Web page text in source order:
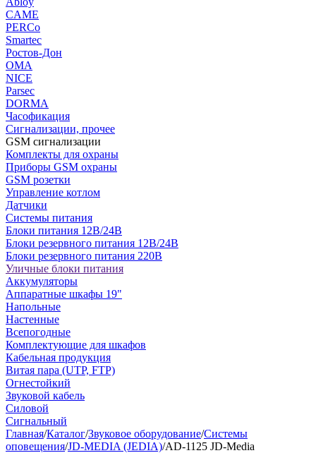
CAME
PERCo
Smartec
Ростов-Дон
ОМА
NICE
Parsec
DORMA
Часофикация
Сигнализации, прочее
GSM сигнализации
Комплекты для охраны
Приборы GSM охраны
GSM розетки
Управление котлом
Датчики
Системы питания
Блоки питания 12В/24В
Блоки резервного питания 12В/24В
Блоки резервного питания 220В
Уличные блоки питания
Аккумуляторы
Аппаратные шкафы 19"
Напольные
Настенные
Всепогодные
Комплектующие для шкафов
Кабельная продукция
Витая пара (UTP, FTP)
Огнестойкий
Звуковой кабель
Силовой
Сигнальный
Главная/Каталог/Звуковое оборудование/Системы
оповещения/JD-MEDIA (JEDIA)/AD-1125 JD-Media